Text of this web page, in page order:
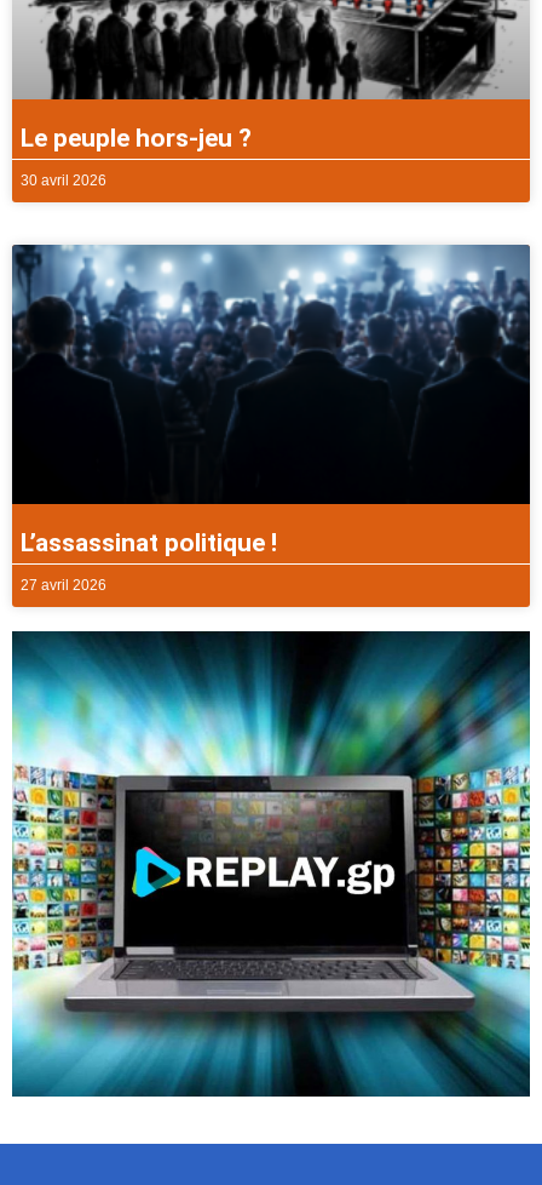
Le peuple hors-jeu ?
30 avril 2026
L’assassinat politique !
27 avril 2026